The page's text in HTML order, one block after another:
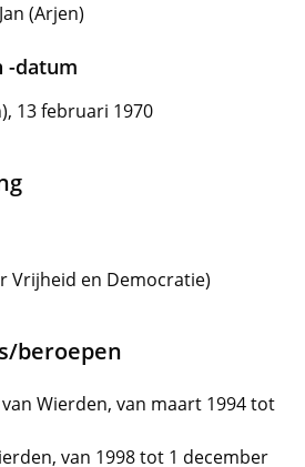
(Arjen)
-datum
13 februari 1970
Vrijheid en Democratie)
beroepen
Wierden, van maart 1994 tot
van 1998 tot 1 december